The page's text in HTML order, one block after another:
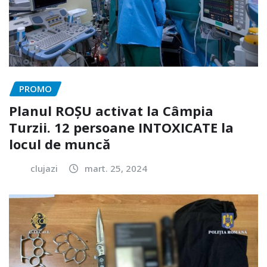
PROMO
Planul ROȘU activat la Câmpia
Turzii. 12 persoane INTOXICATE la
locul de muncă
clujazi mart. 25, 2024